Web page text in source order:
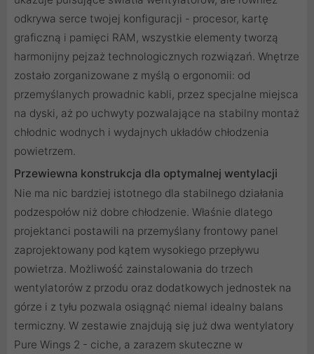
odkrywa serce twojej konfiguracji - procesor, kartę
graficzną i pamięci RAM, wszystkie elementy tworzą
harmonijny pejzaż technologicznych rozwiązań. Wnętrze
zostało zorganizowane z myślą o ergonomii: od
przemyślanych prowadnic kabli, przez specjalne miejsca
na dyski, aż po uchwyty pozwalające na stabilny montaż
chłodnic wodnych i wydajnych układów chłodzenia
powietrzem.
Przewiewna konstrukcja dla optymalnej wentylacji
Nie ma nic bardziej istotnego dla stabilnego działania
podzespołów niż dobre chłodzenie. Właśnie dlatego
projektanci postawili na przemyślany frontowy panel
zaprojektowany pod kątem wysokiego przepływu
powietrza. Możliwość zainstalowania do trzech
wentylatorów z przodu oraz dodatkowych jednostek na
górze i z tyłu pozwala osiągnąć niemal idealny balans
termiczny. W zestawie znajdują się już dwa wentylatory
Pure Wings 2 - ciche, a zarazem skuteczne w